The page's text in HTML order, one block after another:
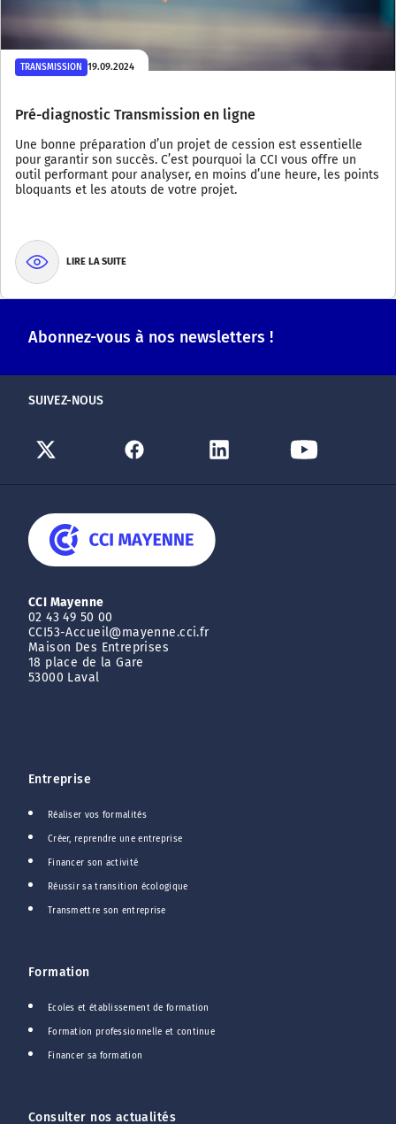
TRANSMISSION 19.09.2024
Pré-diagnostic Transmission en ligne
Une bonne préparation d’un projet de cession est essentielle
pour garantir son succès. C’est pourquoi la CCI vous offre un
outil performant pour analyser, en moins d’une heure, les points
bloquants et les atouts de votre projet.
LIRE LA SUITE
Abonnez-vous à nos newsletters !
SUIVEZ-NOUS
CCI Mayenne
02 43 49 50 00
CCI53-Accueil@mayenne.cci.fr
Maison Des Entreprises
18 place de la Gare
53000 Laval
Entreprise
Réaliser vos formalités
Créer, reprendre une entreprise
Financer son activité
Réussir sa transition écologique
Transmettre son entreprise
Formation
Ecoles et établissement de formation
Formation professionnelle et continue
Financer sa formation
Consulter nos actualités